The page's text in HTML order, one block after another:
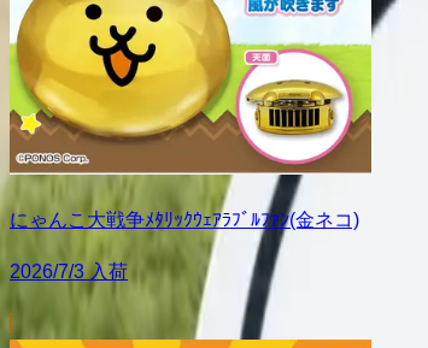
にゃんこ大戦争ﾒﾀﾘｯｸｳｪｱﾗﾌﾞﾙﾌｧﾝ(金ネコ)
2026/7/3 入荷